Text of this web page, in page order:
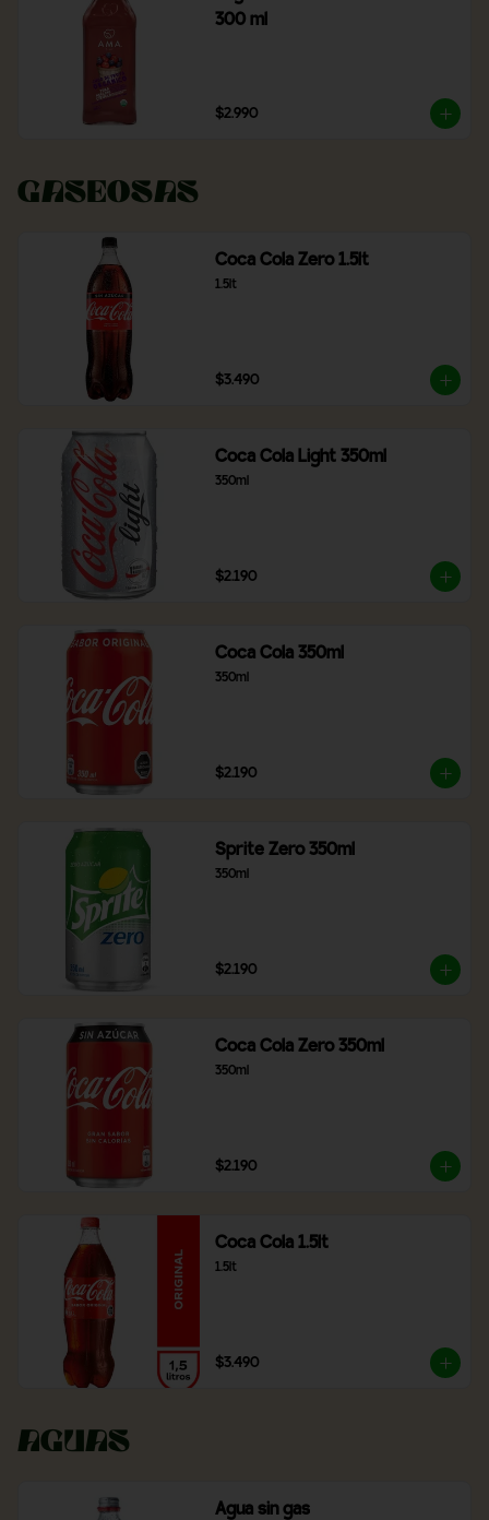
300 ml
$2.990
Gaseosas
Coca Cola Zero 1.5lt
1.5lt
$3.490
Coca Cola Light 350ml
350ml
$2.190
Coca Cola 350ml
350ml
$2.190
Sprite Zero 350ml
350ml
$2.190
Coca Cola Zero 350ml
350ml
$2.190
Coca Cola 1.5lt
1.5lt
$3.490
Aguas
Agua sin gas